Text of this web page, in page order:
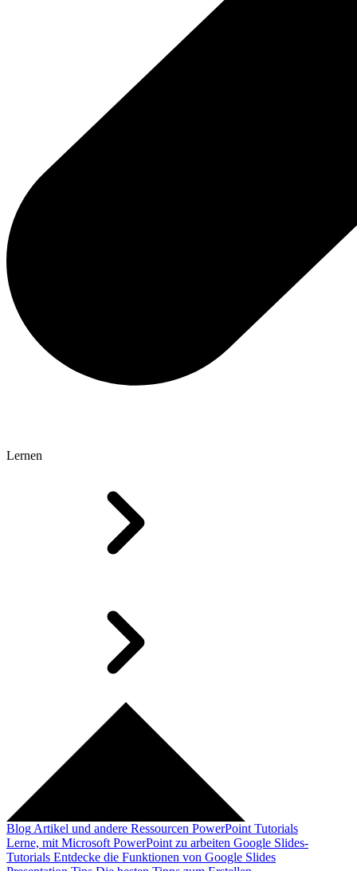
Lernen
Blog Artikel und andere Ressourcen PowerPoint Tutorials
Lerne, mit Microsoft PowerPoint zu arbeiten Google Slides-
Tutorials Entdecke die Funktionen von Google Slides